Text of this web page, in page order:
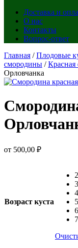
Доставка и
О нас
Контакты
Вопрос-ответ
Главная /Плодовые
смородины /Красная
Орловчанка
от 500,00 ₽
Возраст куста